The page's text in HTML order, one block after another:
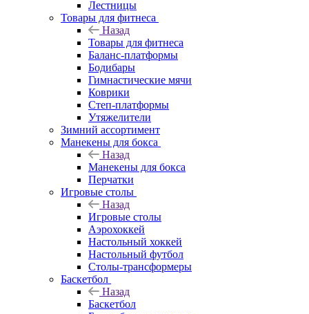
Лестницы
Товары для фитнеса
Назад
Товары для фитнеса
Баланс-платформы
Бодибары
Гимнастические мячи
Коврики
Степ-платформы
Утяжелители
Зимний ассортимент
Манекены для бокса
Назад
Манекены для бокса
Перчатки
Игровые столы
Назад
Игровые столы
Аэрохоккей
Настольный хоккей
Настольный футбол
Столы-трансформеры
Баскетбол
Назад
Баскетбол